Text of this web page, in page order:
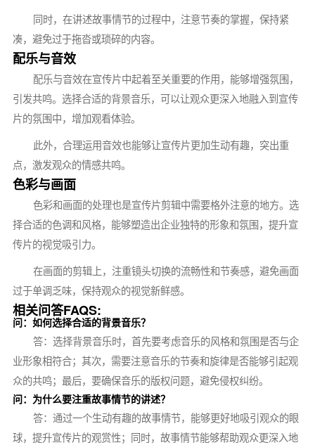
同时，在讲述故事情节的过程中，注意节奏的掌握，保持紧
凑，避免过于拖沓或琐碎的内容。
配乐与音效
配乐与音效在宣传片中起着至关重要的作用，能够增强氛围，
引发共鸣。选择合适的背景音乐，可以让观众更深入地融入到宣传
片的氛围中，增加观看体验。
此外，合理运用音效也能够让宣传片更加生动有趣，突出重
点，激发观众的情感共鸣。
色彩与画面
色彩和画面的处理也是宣传片剪辑中需要格外注意的地方。选
择合适的色调和风格，能够塑造出企业独特的形象和氛围，提升宣
传片的视觉吸引力。
在画面的剪辑上，注重镜头切换的流畅性和节奏感，避免画面
过于单调乏味，保持观众的视觉新鲜感。
相关问答FAQS:
问：如何选择合适的背景音乐？
答：选择背景音乐时，首先要考虑音乐的风格和氛围是否与企
业形象相符合；其次，需要注意音乐的节奏和旋律是否能够引起观
众的共鸣；最后，要确保音乐的版权问题，避免侵权纠纷。
问：为什么要注重故事情节的讲述？
答：通过一个生动有趣的故事情节，能够更好地吸引观众的眼
球，提升宣传片的观赏性；同时，故事情节能够帮助观众更深入地